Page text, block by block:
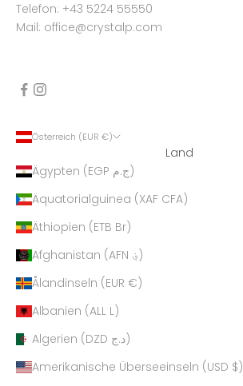
Telefon: +43 5224 55550
Mail: office@crystalp.com
Österreich (EUR €)
Land
Ägypten (EGP ج.م)
Äquatorialguinea (XAF CFA)
Äthiopien (ETB Br)
Afghanistan (AFN ؋)
Ålandinseln (EUR €)
Albanien (ALL L)
Algerien (DZD د.ج)
Amerikanische Überseeinseln (USD $)